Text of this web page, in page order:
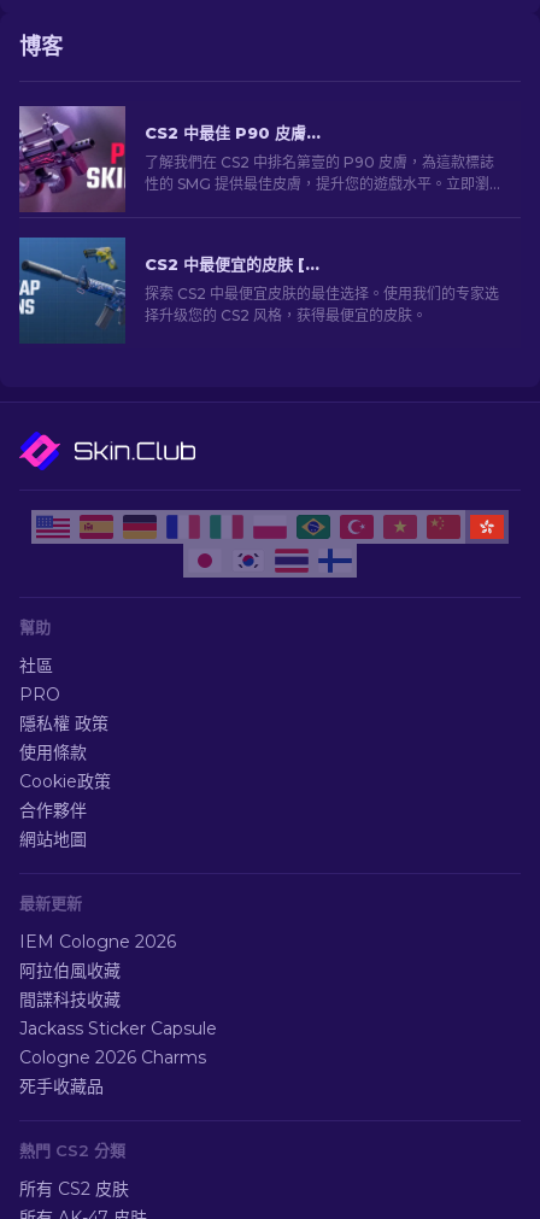
博客
CS2 中最佳 P90 皮膚：排名 [2026]
了解我們在 CS2 中排名第壹的 P90 皮膚，為這款標誌
性的 SMG 提供最佳皮膚，提升您的遊戲水平。立即瀏
CS2 中最便宜的皮肤 [2026]
探索 CS2 中最便宜皮肤的最佳选择。使用我们的专家选
择升级您的 CS2 风格，获得最便宜的皮肤。
幫助
社區
PRO
隱私權 政策
使用條款
Cookie政策
合作夥伴
網站地圖
最新更新
IEM Cologne 2026
阿拉伯風收藏
間諜科技收藏
Jackass Sticker Capsule
Cologne 2026 Charms
死手收藏品
熱門 CS2 分類
所有 CS2 皮肤